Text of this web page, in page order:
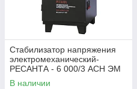
Стабилизатор напряжения
электромеханический-
РЕСАНТА - 6 000/3 АСН ЭМ
(380)
В наличии